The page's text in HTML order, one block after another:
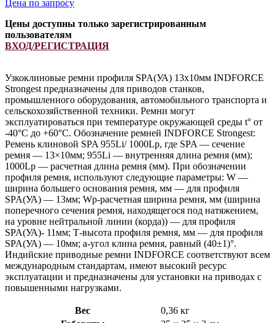
Цена по запросу
Цены доступны только зарегистрированным
пользователям
ВХОД/РЕГИСТРАЦИЯ
Узкоклиновые ремни профиля SPA(УА) 13х10мм INDFORCE
Strongest предназначены для приводов станков,
промышленного оборудования, автомобильного транспорта и
сельскохозяйственной техники. Ремни могут
эксплуатироваться при температуре окружающей среды t° от
-40°С до +60°С. Обозначение ремней INDFORCE Strongest:
Ремень клиновой SPA 955Li/ 1000Lp, где SPA — сечение
ремня — 13×10мм; 955Li — внутренняя длина ремня (мм);
1000Lp — расчетная длина ремня (мм). При обозначении
профиля ремня, используют следующие параметры: W —
ширина большего основания ремня, мм — для профиля
SPA(УА) — 13мм; Wp-расчетная ширина ремня, мм (ширина
поперечного сечения ремня, находящегося под натяжением,
на уровне нейтральной линии (корда)) — для профиля
SPA(УА)- 11мм; Т-высота профиля ремня, мм — для профиля
SPA(УА) — 10мм; a-угол клина ремня, равный (40±1)°.
Индийские приводные ремни INDFORCE соответствуют всем
международным стандартам, имеют высокий ресурс
эксплуатации и предназначены для установки на приводах с
повышенными нагрузками.
Вес
0,36 кг